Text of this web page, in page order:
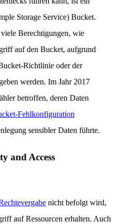
Storage Service) Bucket.
Berechtigungen, wie
auf den Bucket, aufgrund
Richtlinie oder der
werden. Im Jahr 2017
betroffen, deren Daten
Fehlkonfiguration
sensibler Daten führte.
and Access
nicht befolgt wird,
auf Ressourcen erhalten. Auch